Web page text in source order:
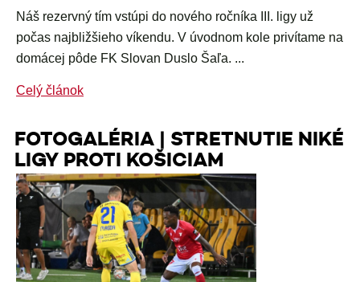
Náš rezervný tím vstúpi do nového ročníka III. ligy už
počas najbližšieho víkendu. V úvodnom kole privítame na
domácej pôde FK Slovan Duslo Šaľa. ...
Celý článok
FOTOGALÉRIA | STRETNUTIE NIKÉ
LIGY PROTI KOŠICIAM